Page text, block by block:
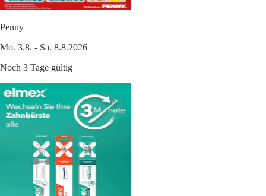
Penny
Mo. 3.8. - Sa. 8.8.2026
Noch 3 Tage gültig